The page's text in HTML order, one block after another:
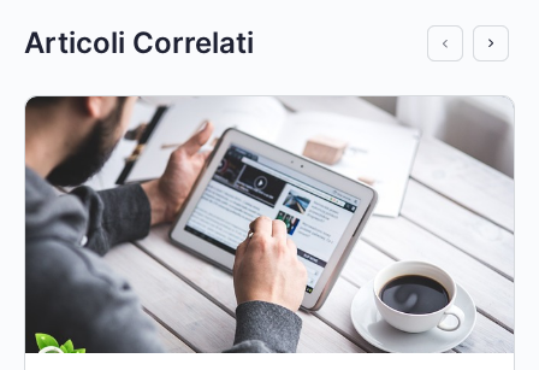
Articoli Correlati